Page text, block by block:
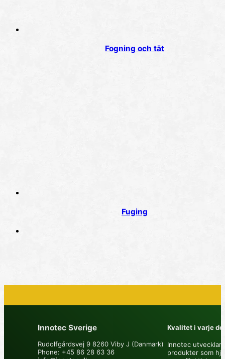
Fogning och tät
Fuging
Innotec Sverige
Rudolfgårdsvej 9 8260 Viby J (Danmark)
Phone: +45 86 28 63 36
Kvalitet i varje
Innotec utvecklar
produkter som